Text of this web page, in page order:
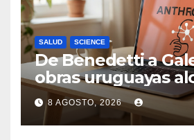
SALUD SCIENCE
De Benedetti a
obras uruguayas
por la demanda
US$ 1.500 millones
Anthropic
8 AGOSTO, 2026